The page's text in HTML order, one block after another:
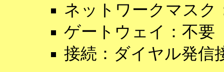
ネットワークマスク
ゲートウェイ：不要
接続：ダイヤル発信